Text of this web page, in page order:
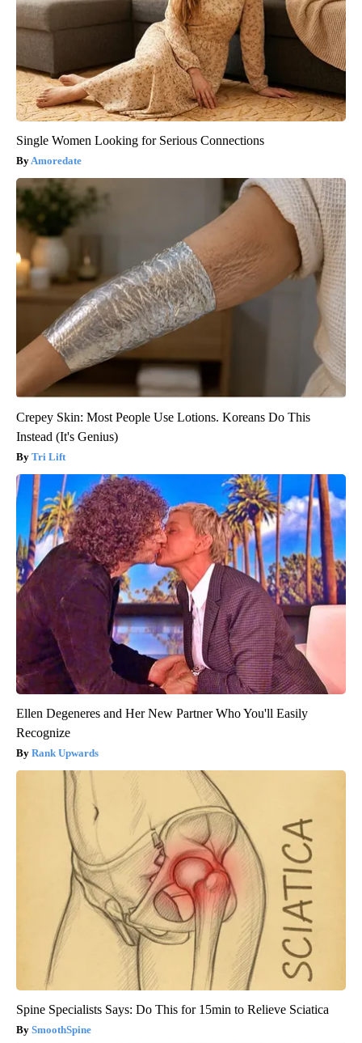
Single Women Looking for Serious Connections
Amoredate
Crepey Skin: Most People Use Lotions. Koreans Do This
Instead (It's Genius)
Tri Lift
Ellen Degeneres and Her New Partner Who You'll Easily
Recognize
Rank Upwards
Spine Specialists Says: Do This for 15min to Relieve Sciatica
SmoothSpine